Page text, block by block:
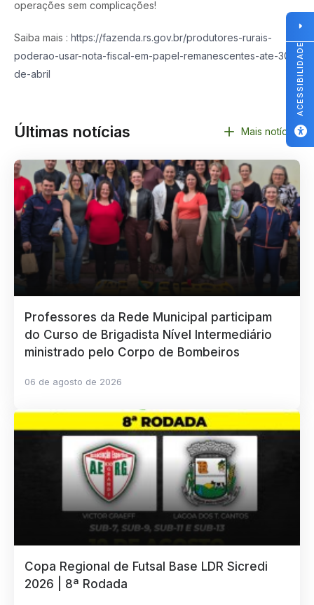
operações sem complicações!
Saiba mais : https://fazenda.rs.gov.br/produtores-rurais-
poderao-usar-nota-fiscal-em-papel-remanescentes-ate-30-
de-abril
Últimas notícias Mais notícias
Professores da Rede Municipal participam
do Curso de Brigadista Nível Intermediário
ministrado pelo Corpo de Bombeiros
06 de agosto de 2026
Copa Regional de Futsal Base LDR Sicredi
2026 | 8ª Rodada
ACESSIBILIDADE